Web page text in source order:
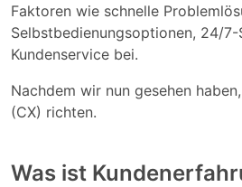
Faktoren wie schnelle
Selbstbedienungsoptionen, 24/
Kundenservice bei.
Nachdem wir nun gesehen
(CX) richten.
Was ist